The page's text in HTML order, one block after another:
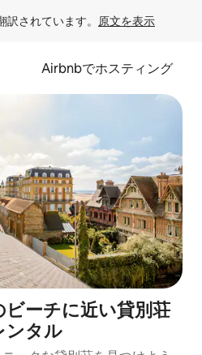
されています。 原文を表示
Airbnbでホスティング
ーチに近い貸別荘
ンタル